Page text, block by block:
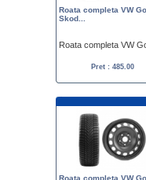
Roata completa VW
Skod...
Roata completa VW
Pret : 485.00
Roata completa VW